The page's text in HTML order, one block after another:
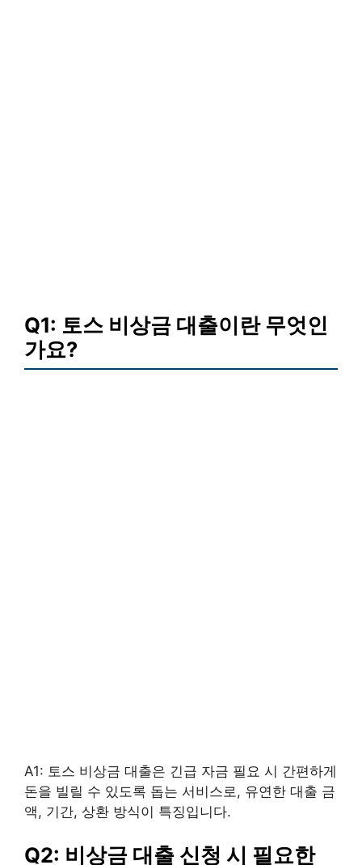
Q1: 토스 비상금 대출이란 무엇인
가요?
A1: 토스 비상금 대출은 긴급 자금 필요 시 간편하게
돈을 빌릴 수 있도록 돕는 서비스로, 유연한 대출 금
액, 기간, 상환 방식이 특징입니다.
Q2: 비상금 대출 신청 시 필요한